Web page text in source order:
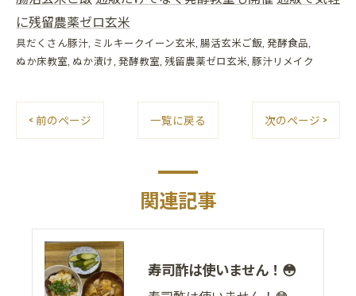
に残留農薬ゼロ玄米
具だくさん豚汁 ミルキークイーン玄米 腸活玄米ご飯 発酵食品
ぬか床教室 ぬか漬け 発酵教室 残留農薬ゼロ玄米 豚汁リメイク
< 前のページ 一覧に戻る 次のページ >
関連記事
寿司酢は使いません！😳